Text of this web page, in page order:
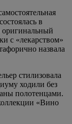
в
оригинальный
с «лекарством»
назвала
стилизовала
ходили без
полотенцами.
«Вино